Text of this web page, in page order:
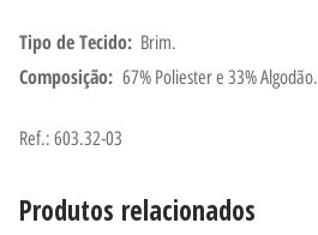
Tipo de Tecido: Brim.
Composição: 67% Poliester e 33% Algodão.
Ref.: 603.32-03
Produtos relacionados